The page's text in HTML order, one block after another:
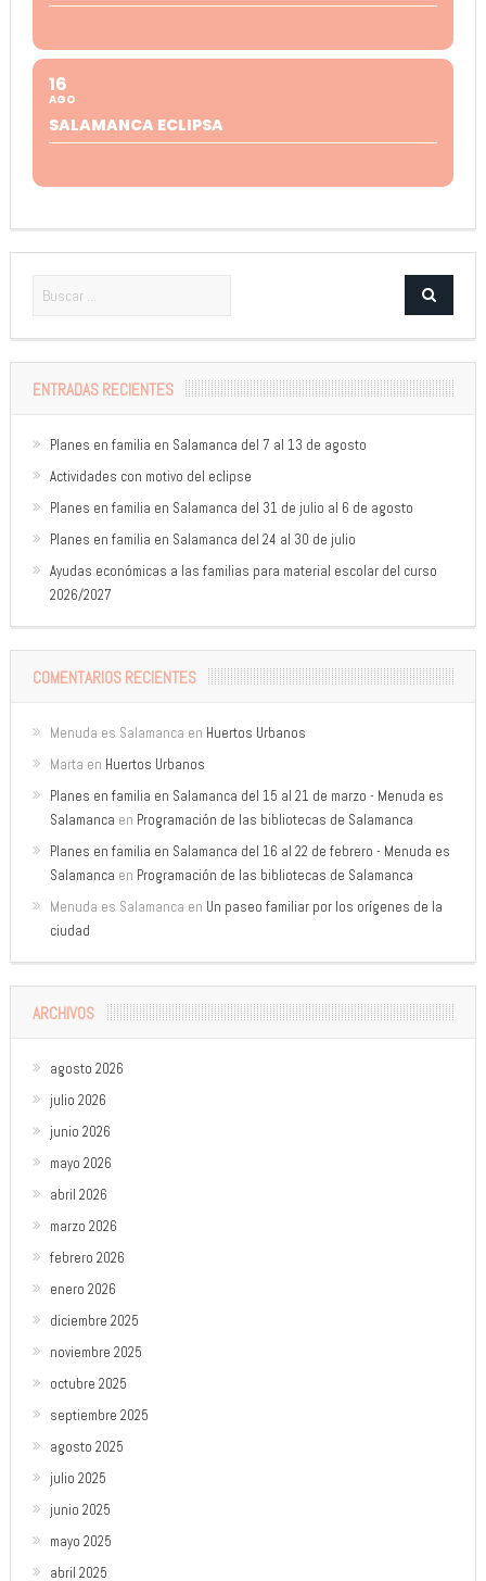
16
AGO
SALAMANCA ECLIPSA
ENTRADAS RECIENTES
Planes en familia en Salamanca del 7 al 13 de agosto
Actividades con motivo del eclipse
Planes en familia en Salamanca del 31 de julio al 6 de agosto
Planes en familia en Salamanca del 24 al 30 de julio
Ayudas económicas a las familias para material escolar del curso
2026/2027
COMENTARIOS RECIENTES
Menuda es Salamanca en Huertos Urbanos
Marta en Huertos Urbanos
Planes en familia en Salamanca del 15 al 21 de marzo - Menuda es
Salamanca en Programación de las bibliotecas de Salamanca
Planes en familia en Salamanca del 16 al 22 de febrero - Menuda es
Salamanca en Programación de las bibliotecas de Salamanca
Menuda es Salamanca en Un paseo familiar por los orígenes de la
ciudad
ARCHIVOS
agosto 2026
julio 2026
junio 2026
mayo 2026
abril 2026
marzo 2026
febrero 2026
enero 2026
diciembre 2025
noviembre 2025
octubre 2025
septiembre 2025
agosto 2025
julio 2025
junio 2025
mayo 2025
abril 2025